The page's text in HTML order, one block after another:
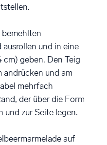
bemehlten
und in eine
geben. Den Teig
andrücken und am
mehrfach
der über die Form
und zur Seite legen.
auf